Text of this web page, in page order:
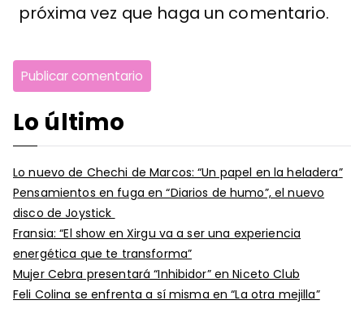
próxima vez que haga un comentario.
Lo último
Lo nuevo de Chechi de Marcos: “Un papel en la heladera”
Pensamientos en fuga en “Diarios de humo”, el nuevo
disco de Joystick
Fransia: “El show en Xirgu va a ser una experiencia
energética que te transforma”
Mujer Cebra presentará “Inhibidor” en Niceto Club
Feli Colina se enfrenta a sí misma en “La otra mejilla”